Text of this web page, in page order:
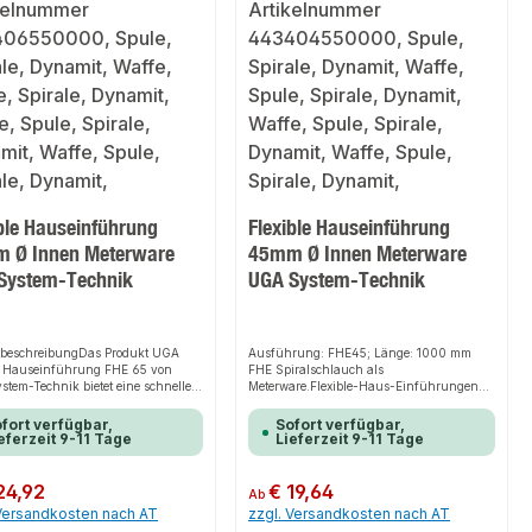
Hauseinführung
Ø Innen Meterware
Technik
Produkt UGA
Hauseinführung FHE 65 von
Technik bietet eine schnelle,
von Kabeln und Leitungen in
Dank des stabilen
sorgt es für perfekten Halt
an. Das robuste Design
Montage machen dieses
zu einer zuverlässigen Wahl für
verfügbar,
9-11 Tage
Preis:
nach AT
Flexible Hauseinführung
45mm Ø Innen Meterware
UGA System-Technik
Ausführung: FHE45; Länge: 1000 mm
FHE Spiralschlauch als
Meterware.Flexible-Haus-Einführungen
Einführen von Kabeln oder Leitungen aller
Art. Der Spiralschlauch überzeugt durch
flexiblen, stoßfesten Kunststoff mit
Ihnen keine dieser Längen zusagen, so
wenden Sie sich an uns unter --
Bestellungen@uga.eu -- Wir bieten Ihnen
Sofort verfügbar,
Lieferzeit 9-11 Tage
Regulärer Preis:
Ab€ 19,64
zzgl. Versandkosten nach AT